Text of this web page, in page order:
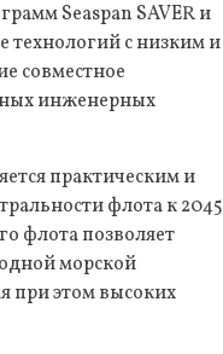
Seaspan SAVER и
технологий с низким и
совместное
инженерных
практическим и
флота к 2045
флота позволяет
морской
при этом высоких